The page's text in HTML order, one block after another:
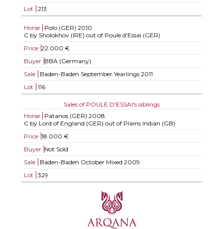
Lot
213
Horse Polo (GER) 2010
C by Sholokhov (IRE) out of Poule d'Essai (GER)
Price 22.000 €
Buyer BBA (Germany)
Sale
Baden-Baden September Yearlings 2011
Lot
116
Sales of POULE D'ESSAI's siblings
Horse
Patanos (GER) 2008
C by Lord of England (GER) out of Plains Indian (GB)
Price 18.000 €
Buyer Not Sold
Sale
Baden-Baden October Mixed 2009
Lot
329